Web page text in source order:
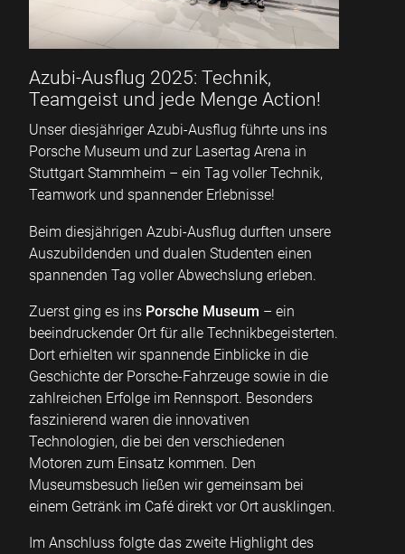
Azubi-Ausflug 2025: Technik,
Teamgeist und jede Menge Action!
Unser diesjähriger Azubi-Ausflug führte uns ins
Porsche Museum und zur Lasertag Arena in
Stuttgart Stammheim – ein Tag voller Technik,
Teamwork und spannender Erlebnisse!
Beim diesjährigen Azubi-Ausflug durften unsere
Auszubildenden und dualen Studenten einen
spannenden Tag voller Abwechslung erleben.
Zuerst ging es ins Porsche Museum – ein
beeindruckender Ort für alle Technikbegeisterten.
Dort erhielten wir spannende Einblicke in die
Geschichte der Porsche-Fahrzeuge sowie in die
zahlreichen Erfolge im Rennsport. Besonders
faszinierend waren die innovativen
Technologien, die bei den verschiedenen
Motoren zum Einsatz kommen. Den
Museumsbesuch ließen wir gemeinsam bei
einem Getränk im Café direkt vor Ort ausklingen.
Im Anschluss folgte das zweite Highlight des